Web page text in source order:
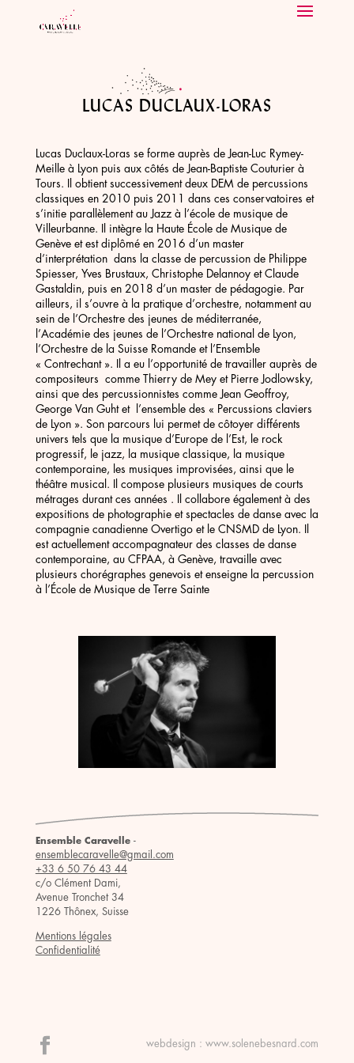
LUCAS DUCLAUX-LORAS
Lucas Duclaux-Loras se forme auprès de Jean-Luc Rymey-
Meille à Lyon puis aux côtés de Jean-Baptiste Couturier à
Tours. Il obtient successivement deux DEM de percussions
classiques en 2010 puis 2011 dans ces conservatoires et
s’initie parallèlement au Jazz à l’école de musique de
Villeurbanne. Il intègre la Haute École de Musique de
Genève et est diplômé en 2016 d’un master
d’interprétation dans la classe de percussion de Philippe
Spiesser, Yves Brustaux, Christophe Delannoy et Claude
Gastaldin, puis en 2018 d’un master de pédagogie. Par
ailleurs, il s’ouvre à la pratique d’orchestre, notamment au
sein de l’Orchestre des jeunes de méditerranée,
l’Académie des jeunes de l’Orchestre national de Lyon,
l’Orchestre de la Suisse Romande et l’Ensemble
« Contrechant ». Il a eu l’opportunité de travailler auprès de
compositeurs comme Thierry de Mey et Pierre Jodlowsky,
ainsi que des percussionnistes comme Jean Geoffroy,
George Van Guht et l’ensemble des « Percussions claviers
de Lyon ». Son parcours lui permet de côtoyer différents
univers tels que la musique d’Europe de l’Est, le rock
progressif, le jazz, la musique classique, la musique
contemporaine, les musiques improvisées, ainsi que le
théâtre musical. Il compose plusieurs musiques de courts
métrages durant ces années . Il collabore également à des
expositions de photographie et spectacles de danse avec la
compagnie canadienne Overtigo et le CNSMD de Lyon. Il
est actuellement accompagnateur des classes de danse
contemporaine, au CFPAA, à Genève, travaille avec
plusieurs chorégraphes genevois et enseigne la percussion
à l’École de Musique de Terre Sainte
Ensemble Caravelle-
ensemblecaravelle@gmail.com
+33 6 50 76 43 44
c/o Clément Dami,
Avenue Tronchet 34
1226 Thônex, Suisse
Mentions légales
Confidentialité
webdesign :www.solenebesnard.com